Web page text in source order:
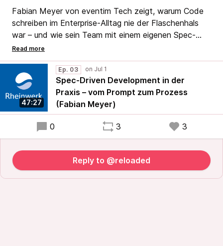
Fabian Meyer von eventim Tech zeigt, warum Code
schreiben im Enterprise-Alltag nie der Flaschenhals
war – und wie sein Team mit einem eigenen Spec-
Driven-Development-Framework Jira, GitLab, TDD
und Playwright zu einem durchgängigen KI-Workflow
verbindet.
47:27
Ep. 03
Spec-Driven Development in der
Praxis – vom Prompt zum Prozess
(Fabian Meyer)
0 3 3
Reply to @reloaded